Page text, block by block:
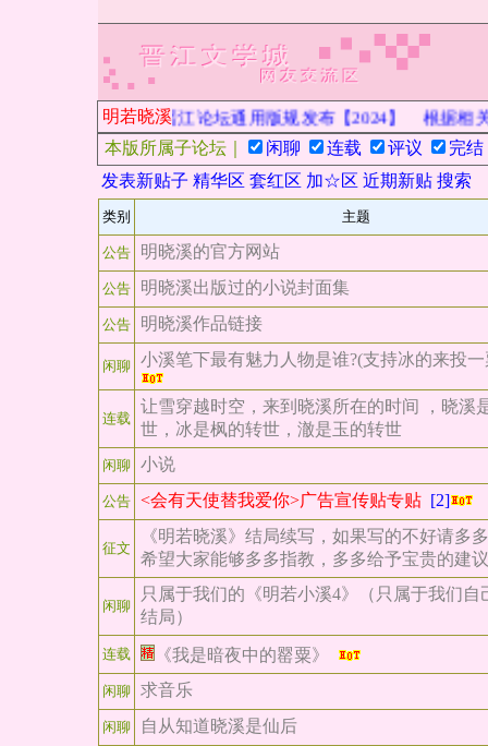
明若晓溪晋江论坛通用版规发布【2024】
根据相关
本版所属子论坛｜
闲聊 连载 评议
完结
发表新贴子 精华区 套红区 加☆区 近期新贴 搜索
类别 主题
公告 明晓溪的官方网站
公告 明晓溪出版过的小说封面集
公告 明晓溪作品链接
闲聊 小溪笔下最有魅力人物是谁?(支持冰的来投
连载
让雪穿越时空，来到晓溪所在的时间 ，晓溪
世，冰是枫的转世，澈是玉的转世
闲聊 小说
公告 <会有天使替我爱你>广告宣传贴专贴 [2]
征文
《明若晓溪》结局续写，如果写的不好请多
希望大家能够多多指教，多多给予宝贵的建议
闲聊
只属于我们的《明若小溪4》（只属于我们自
结局）
连载 《我是暗夜中的罂粟》
闲聊 求音乐
闲聊 自从知道晓溪是仙后